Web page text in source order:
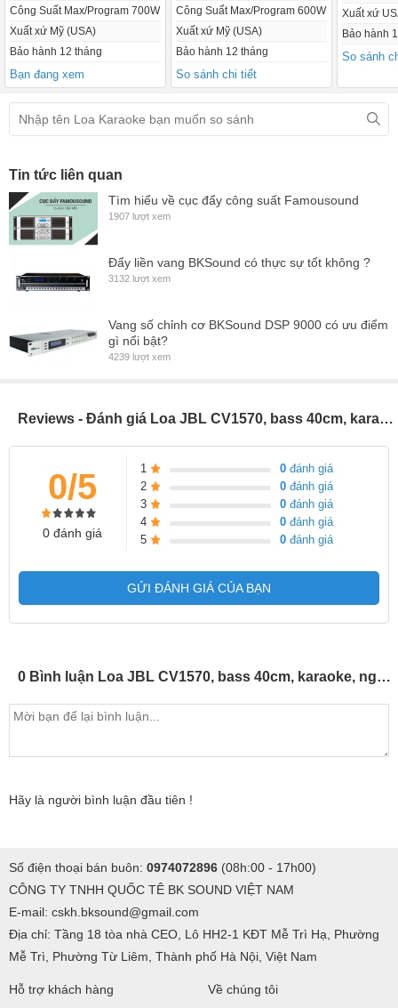
Công Suất Max/Program 700W
Xuất xứ Mỹ (USA)
Bảo hành 12 tháng
Bạn đang xem
Công Suất Max/Program 600W
Xuất xứ Mỹ (USA)
Bảo hành 12 tháng
So sánh chi tiết
Xuất xứ
Bảo hành
So sánh
Tin tức liên quan
Tìm hiểu về cục đẩy công suất Famousound
1907 lượt xem
Đẩy liền vang BKSound có thực sự tốt không ?
3132 lượt xem
Vang số chỉnh cơ BKSound DSP 9000 có ưu điểm
gì nổi bật?
4239 lượt xem
Reviews - Đánh giá Loa JBL CV1570, bass 40cm, karaoke, nghe nhạc (Giá 2 chiếc)
0/5
0 đánh giá
1 0 đánh giá
2
0 đánh giá
3
0 đánh giá
4
0 đánh giá
5
0 đánh giá
GỬI ĐÁNH GIÁ CỦA BẠN
0 Bình luận Loa JBL CV1570, bass 40cm, karaoke, nghe nhạc (Giá 2 chiếc)
Hãy là người bình luận đầu tiên !
Số điện thoại bán buôn: 0974072896 (08h:00 - 17h00)
CÔNG TY TNHH QUỐC TÊ BK SOUND VIỆT NAM
E-mail: cskh.bksound@gmail.com
Địa chỉ: Tầng 18 tòa nhà CEO, Lô HH2-1 KĐT Mễ Trì Hạ, Phường
Mễ Trì, Phường Từ Liêm, Thành phố Hà Nội, Việt Nam
Hỗ trợ khách hàng Về chúng tôi